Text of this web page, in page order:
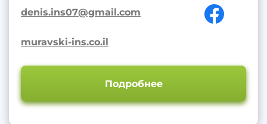
denis.ins07@gmail.com
muravski-ins.co.il
Подробнее